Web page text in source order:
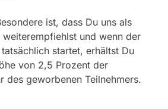
ist, dass Du uns als
weiterempfiehlst und wenn der
startet, erhältst Du
von 2,5 Prozent der
des geworbenen Teilnehmers.